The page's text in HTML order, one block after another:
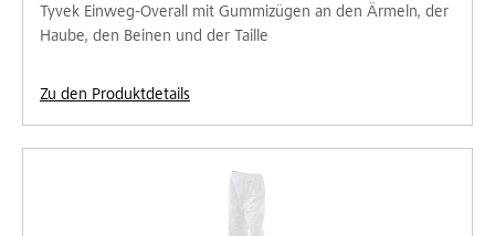
Tyvek Einweg-Overall mit Gummizügen an den Ärmeln, der
Haube, den Beinen und der Taille
Zu den Produktdetails